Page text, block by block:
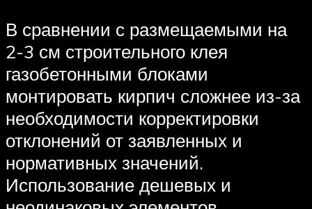
В сравнении с размещаемыми на
2-3 см строительного клея
газобетонными блоками
монтировать кирпич сложнее из-за
необходимости корректировки
отклонений от заявленных и
нормативных значений.
Использование дешевых и